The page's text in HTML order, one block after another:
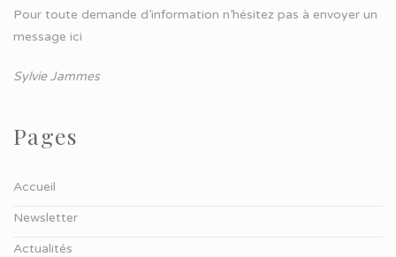
Pour toute demande d’information n’hésitez pas à envoyer un
message ici
Sylvie Jammes
Pages
Accueil
Newsletter
Actualités